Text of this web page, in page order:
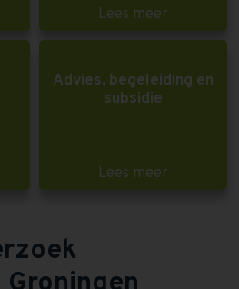
Lees meer
Advies, begeleiding en
subsidie
Lees meer